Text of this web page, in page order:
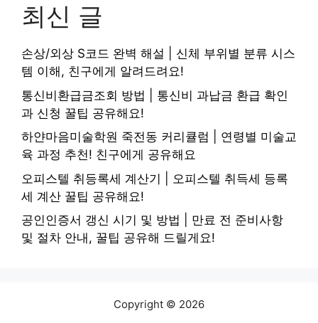
최신 글
손상/외상 S코드 완벽 해설 | 신체 부위별 분류 시스
템 이해, 친구에게 알려드려요!
통신비환급금조회 방법 | 통신비 과납금 환급 확인
과 신청 꿀팁 공유해요!
하얀마음미술학원 죽전동 커리큘럼 | 연령별 미술교
육 과정 추천! 친구에게 공유해요
오피스텔 취등록세 계산기 | 오피스텔 취득세 등록
세 계산 꿀팁 공유해요!
공인인증서 갱신 시기 및 방법 | 만료 전 준비사항
및 절차 안내, 꿀팁 공유해 드릴게요!
Copyright © 2026